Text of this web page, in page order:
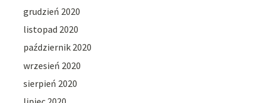
grudzień 2020
listopad 2020
październik 2020
wrzesień 2020
sierpień 2020